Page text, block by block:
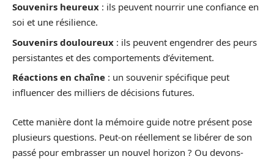
Souvenirs heureux : ils peuvent nourrir une confiance en
soi et une résilience.
Souvenirs douloureux : ils peuvent engendrer des peurs
persistantes et des comportements d’évitement.
Réactions en chaîne : un souvenir spécifique peut
influencer des milliers de décisions futures.
Cette manière dont la mémoire guide notre présent pose
plusieurs questions. Peut-on réellement se libérer de son
passé pour embrasser un nouvel horizon ? Ou devons-